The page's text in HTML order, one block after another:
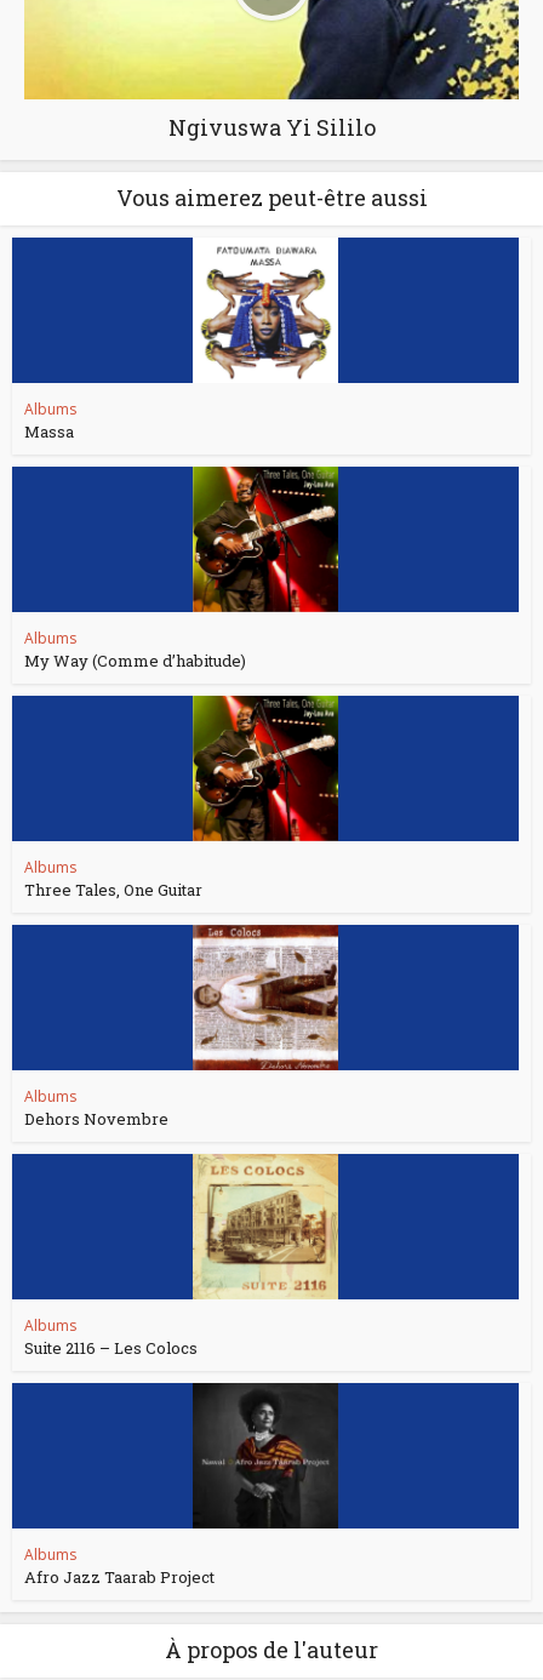
Ngivuswa Yi Sililo
Vous aimerez peut-être aussi
Albums
Massa
Albums
My Way (Comme d’habitude)
Albums
Three Tales, One Guitar
Albums
Dehors Novembre
Albums
Suite 2116 – Les Colocs
Albums
Afro Jazz Taarab Project
À propos de l'auteur